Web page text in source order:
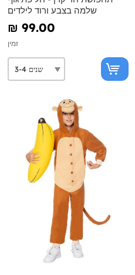
שלמה בצבע ורוד לילדים
₪‎ 99.00
זמין